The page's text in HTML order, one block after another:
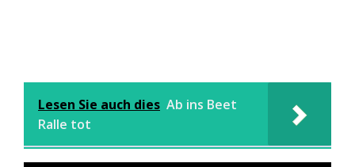
Lesen Sie auch dies Ab ins Beet
Ralle tot